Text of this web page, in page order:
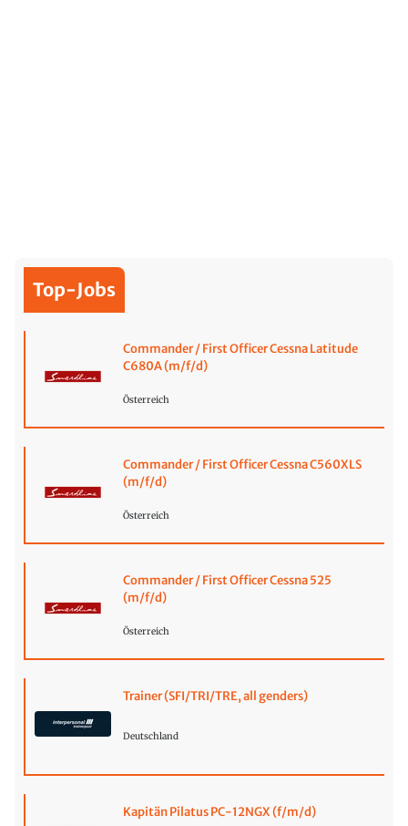
Top-Jobs
Commander / First Officer Cessna Latitude
C680A (m/f/d)
Österreich
Commander / First Officer Cessna C560XLS
(m/f/d)
Österreich
Commander / First Officer Cessna 525
(m/f/d)
Österreich
Trainer (SFI/TRI/TRE, all genders)
Deutschland
Kapitän Pilatus PC-12NGX (f/m/d)